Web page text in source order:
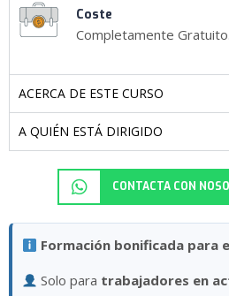
Coste
Completamente Gratuito.
ACERCA DE ESTE CURSO
A QUIÉN ESTÁ DIRIGIDO
CONTACTA CON
Formación bonificada para
Solo para trabajadores en